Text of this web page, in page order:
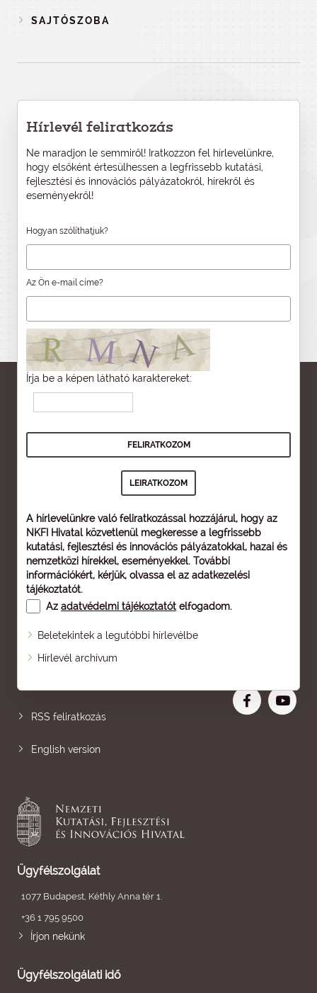
SAJTÓSZOBA
Hírlevél feliratkozás
Ne maradjon le semmiről! Iratkozzon fel hírlevelünkre,
hogy elsőként értesülhessen a legfrissebb kutatási,
fejlesztési és innovációs pályázatokról, hírekről és
eseményekről!
Hogyan szólíthatjuk?
Az Ön e-mail címe?
Írja be a képen látható karaktereket:
A hírlevelünkre való feliratkozással hozzájárul, hogy az
NKFI Hivatal közvetlenül megkeresse a legfrissebb
kutatási, fejlesztési és innovációs pályázatokkal, hazai és
nemzetközi hírekkel, eseményekkel. További
információkért, kérjük, olvassa el az adatkezelési
tájékoztatót.
Az adatvédelmi tájékoztatót elfogadom.
Beletekintek a legutóbbi hírlevélbe
Hírlevél archívum
Oldaltérkép
RSS feliratkozás
English version
Ügyfélszolgálat
1077 Budapest, Kéthly Anna tér 1.
+36 1 795 9500
Írjon nekünk
Ügyfélszolgálati idő